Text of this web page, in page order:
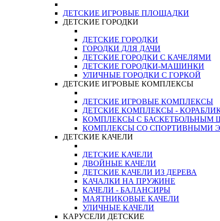
ДЕТСКИЕ ИГРОВЫЕ ПЛОЩАДКИ
ДЕТСКИЕ ГОРОДКИ
ДЕТСКИЕ ГОРОДКИ
ГОРОДКИ ДЛЯ ДАЧИ
ДЕТСКИЕ ГОРОДКИ С КАЧЕЛЯМИ
ДЕТСКИЕ ГОРОДКИ-МАШИНКИ
УЛИЧНЫЕ ГОРОДКИ С ГОРКОЙ
ДЕТСКИЕ ИГРОВЫЕ КОМПЛЕКСЫ
ДЕТСКИЕ ИГРОВЫЕ КОМПЛЕКСЫ
ДЕТСКИЕ КОМПЛЕКСЫ -
КОМПЛЕКСЫ С БАСКЕТБОЛЬНЫМ
КОМПЛЕКСЫ СО СПОРТИВНЫМИ
ДЕТСКИЕ КАЧЕЛИ
ДЕТСКИЕ КАЧЕЛИ
ДВОЙНЫЕ КАЧЕЛИ
ДЕТСКИЕ КАЧЕЛИ ИЗ ДЕРЕВА
КАЧАЛКИ НА ПРУЖИНЕ
КАЧЕЛИ - БАЛАНСИРЫ
МАЯТНИКОВЫЕ КАЧЕЛИ
УЛИЧНЫЕ КАЧЕЛИ
КАРУСЕЛИ ДЕТСКИЕ